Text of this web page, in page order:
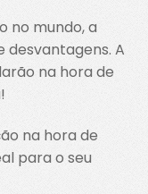
no mundo, a
desvantagens. A
na hora de
na hora de
para o seu